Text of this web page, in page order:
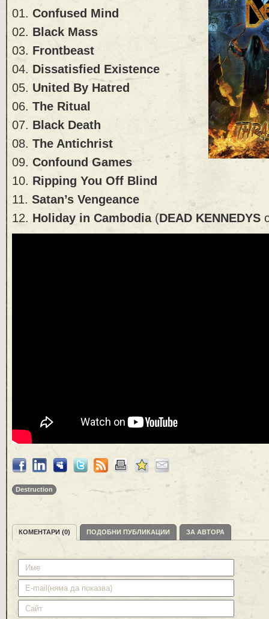
01. Confused Mind
02. Black Mass
03. Frontbeast
04. Dissatisfied Existence
05. United By Hatred
06. The Ritual
07. Black Death
08. The Antichrist
09. Confound Games
10. Ripping You Off Blind
11. Satan’s Vengeance
12. Holiday in Cambodia(DEAD KENNEDYS
Destruction
КОМЕНТАРИ (0) ПОДОБНИ ПУБЛИКАЦИИ ЗА АВТОРА